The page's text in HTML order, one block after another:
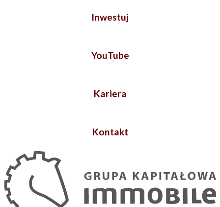
Inwestuj
YouTube
Kariera
Kontakt